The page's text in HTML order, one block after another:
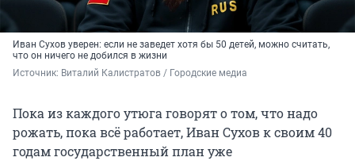
Иван Сухов уверен: если не заведет хотя бы 50 детей, можно считать,
что он ничего не добился в жизни
Источник: Виталий Калистратов / Городские медиа
Пока из каждого утюга говорят о том, что надо
рожать, пока всё работает, Иван Сухов к своим 40
годам государственный план уже